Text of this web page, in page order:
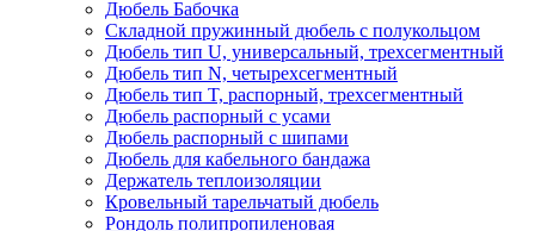
Дюбель Бабочка
Складной пружинный дюбель с полукольцом
Дюбель тип U, универсальный, трехсегментный
Дюбель тип N, четырехсегментный
Дюбель тип T, распорный, трехсегментный
Дюбель распорный с усами
Дюбель распорный с шипами
Дюбель для кабельного бандажа
Держатель теплоизоляции
Кровельный тарельчатый дюбель
Рондоль полипропиленовая